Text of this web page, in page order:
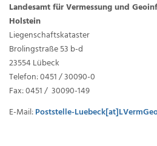
Landesamt für Vermessung und
Holstein
Liegenschaftskataster
Brolingstraße 53 b-d
23554 Lübeck
Telefon: 0451 / 30090-0
Fax: 0451 / 30090-149
E-Mail:Poststelle-